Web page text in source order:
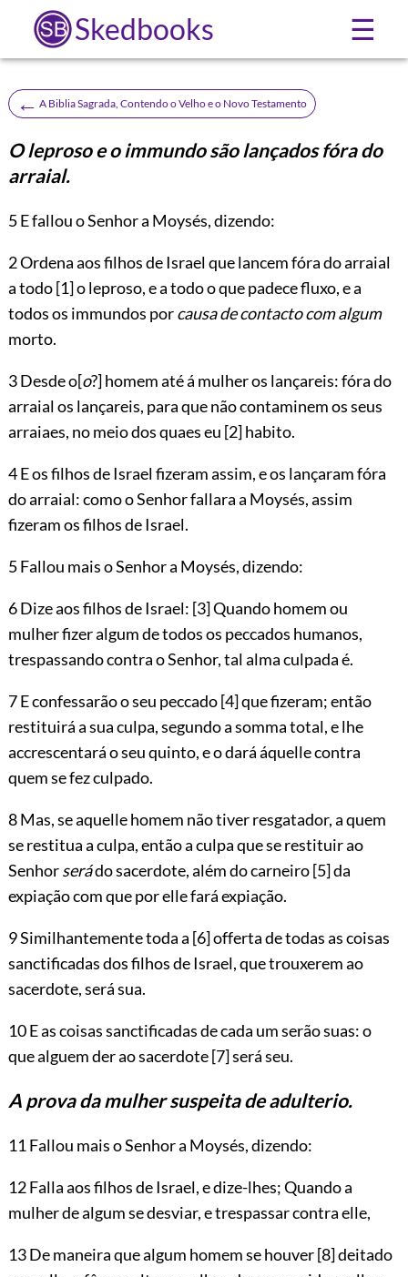
Skedbooks ☰
← A Biblia Sagrada, Contendo o Velho e o Novo Testamento
O leproso e o immundo são lançados fóra do
arraial.
5E fallou o Senhor a Moysés, dizendo:
2 Ordena aos filhos de Israel que lancem fóra do arraial
a todo[1]o leproso, e a todo o que padece fluxo, e a
todos os immundos porcausa de contacto com algum
morto.
3 Desde o[o?] homem até á mulher os lançareis: fóra do
arraial os lançareis, para que não contaminem os seus
arraiaes, no meio dos quaes eu [2]habito.
4 E os filhos de Israel fizeram assim, e os lançaram fóra
do arraial: como o Senhor fallara a Moysés, assim
fizeram os filhos de Israel.
5 Fallou mais o Senhor a Moysés, dizendo:
6 Dize aos filhos de Israel: [3]Quando homem ou
mulher fizer algum de todos os peccados humanos,
trespassando contra o Senhor, tal alma culpada é.
7 E confessarão o seu peccado[4]que fizeram; então
restituirá a sua culpa, segundo a somma total, e lhe
accrescentará o seu quinto, e o dará áquelle contra
quem se fez culpado.
8 Mas, se aquelle homem não tiver resgatador, a quem
se restitua a culpa, então a culpa que se restituir ao
Senhorserádo sacerdote, além do carneiro[5]da
expiação com que por elle fará expiação.
9 Similhantemente toda a [6]offerta de todas as coisas
sanctificadas dos filhos de Israel, que trouxerem ao
sacerdote, será sua.
10 E as coisas sanctificadas de cada um serão suas: o
que alguem der ao sacerdote[7]será seu.
A prova da mulher suspeita de adulterio.
11 Fallou mais o Senhor a Moysés, dizendo:
12 Falla aos filhos de Israel, e dize-lhes; Quando a
mulher de algum se desviar, e trespassar contra elle,
13 De maneira que algum homem se houver[8]deitado